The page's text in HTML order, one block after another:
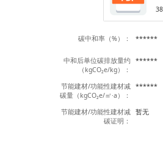
碳中和率（%）： ******
中和后单位碳排放量约
（kgCO₂e/kg）：
******
节能建材/功能性建材减
碳量（kgCO₂e/㎡·a）：
******
节能建材/功能性建材减
碳证明：
暂无